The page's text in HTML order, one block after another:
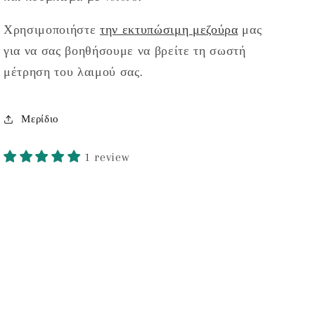
Χρησιμοποιήστε την εκτυπώσιμη μεζούρα μας
για να σας βοηθήσουμε να βρείτε τη σωστή
μέτρηση του λαιμού σας.
Μερίδιο
1 review